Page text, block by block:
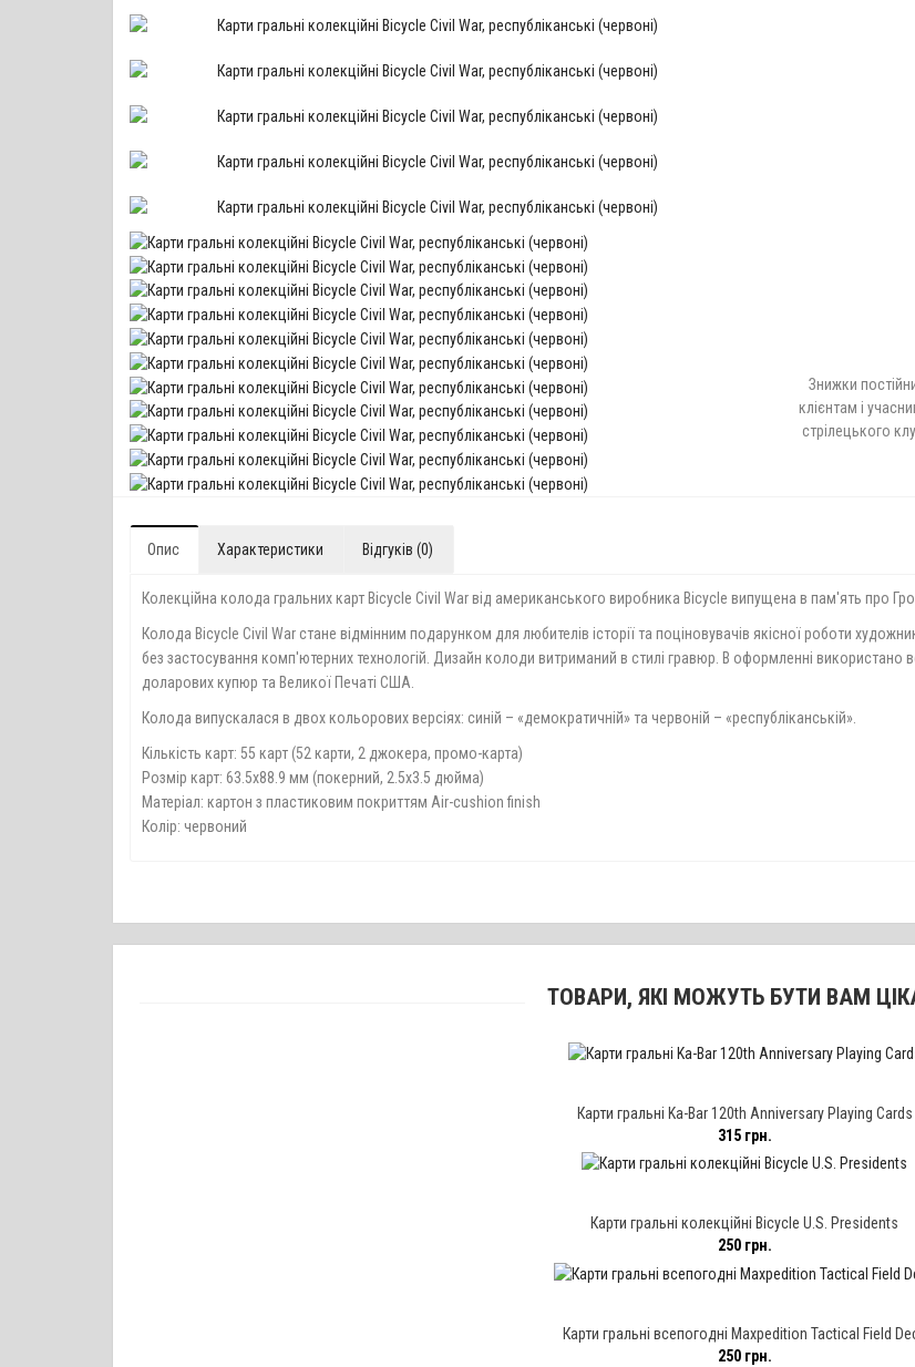
Знижки
клієнтам і
стрілецького
Опис Характеристики Відгуків (0)
Колекційна колода гральних карт Bicycle Civil War від американського виробника Bicycle випущена в пам'ять про
Колода Bicycle Civil War стане відмінним подарунком для любителів історії та поціновувачів якісної роботи
без застосування комп'ютерних технологій. Дизайн колоди витриманий в стилі гравюр. В оформленні використано
доларових купюр та Великої Печаті США.
Колода випускалася в двох кольорових версіях: синій – «демократичній» та червоній – «республіканській».
Кількість карт: 55 карт (52 карти, 2 джокера, промо-карта)
Розмір карт: 63.5х88.9 мм (покерний, 2.5х3.5 дюйма)
Матеріал: картон з пластиковим покриттям Air-cushion finish
Колір: червоний
ТОВАРИ, ЯКІ МОЖУТЬ БУТИ ВАМ
Карти гральні Ka-Bar 120th Anniversary Playing Cards
315 грн.
Карти гральні колекційні Bicycle U.S. Presidents
250 грн.
Карти гральні всепогодні Maxpedition Tactical Field
250 грн.